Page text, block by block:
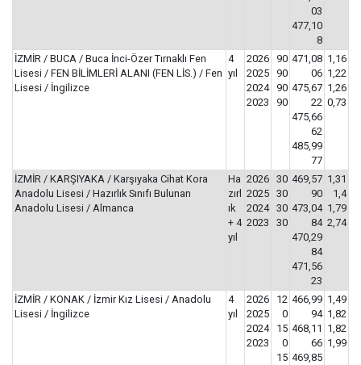
03
477,10
8
İZMİR / BUCA / Buca İnci-Özer Tırnaklı Fen
Lisesi / FEN BİLİMLERİ ALANI (FEN LİS.) / Fen
Lisesi / İngilizce
4
yıl
2026
2025
2024
2023
90
90
90
90
471,08
06
475,67
22
475,66
62
485,99
77
1,16
1,22
1,26
0,73
İZMİR / KARŞIYAKA / Karşıyaka Cihat Kora
Anadolu Lisesi / Hazırlık Sınıfı Bulunan
Anadolu Lisesi / Almanca
Ha
zırl
ık
+ 4
yıl
2026
2025
2024
2023
30
30
30
30
469,57
90
473,04
84
470,29
84
471,56
23
1,31
1,4
1,79
2,74
İZMİR / KONAK / İzmir Kız Lisesi / Anadolu
Lisesi / İngilizce
4
yıl
2026
2025
2024
2023
12
0
15
0
15
466,99
94
468,11
66
469,85
1,49
1,82
1,82
1,99